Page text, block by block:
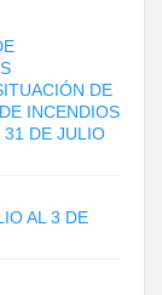
DE
INCENDIOS
31 DE JULIO
AL 3 DE